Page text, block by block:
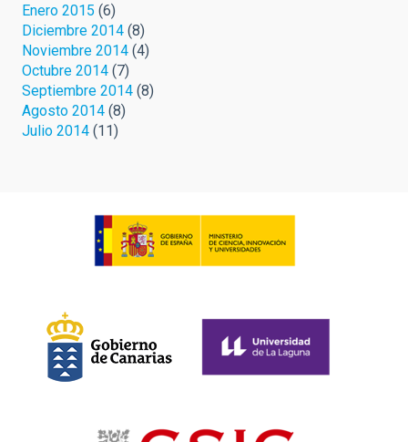
Enero 2015 (6)
Diciembre 2014 (8)
Noviembre 2014 (4)
Octubre 2014 (7)
Septiembre 2014 (8)
Agosto 2014 (8)
Julio 2014 (11)